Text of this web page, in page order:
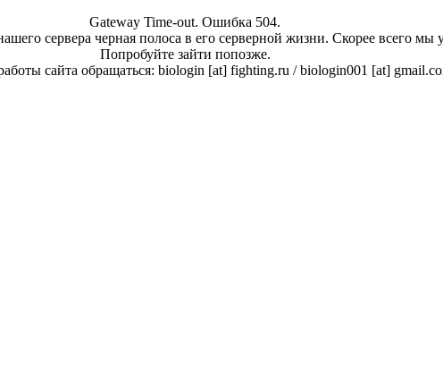
Gateway Time-out. Ошибка 504.
сервера черная полоса в его серверной жизни. Скорее всего
Попробуйте зайти попозже.
сайта обращаться: biologin [at] fighting.ru / biologin001 [at]